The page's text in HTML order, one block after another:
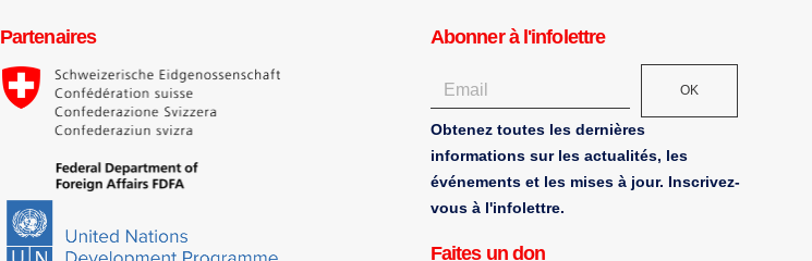
Partenaires Abonner à l'infolettre
OK
Obtenez toutes les dernières
informations sur les actualités, les
événements et les mises à jour. Inscrivez-
vous à l'infolettre.
Faites un don